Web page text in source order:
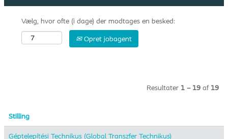
Vælg, hvor ofte (i dage) der modtages en besked:
Opret jobagent
Resultater 1 – 19 af 19
Stilling
Géptelepítési Technikus (Global Transzfer Technikus)